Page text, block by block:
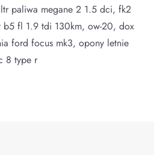
paliwa megane 2 1.5 dci, fk2
b5 fl 1.9 tdi 130km, ow-20, dox
ford focus mk3, opony letnie
8 type r